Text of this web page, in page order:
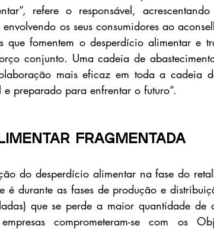
refere o responsável,
os seus consumidores ao
que fomentem o desperdício alimentar e
conjunto. Uma cadeia de
mais eficaz em toda a cadeia
e preparado para enfrentar o futuro”.
fragmentada
do desperdício alimentar na fase do
é durante as fases de produção e
que se perde a maior quantidade de
comprometeram-se com os